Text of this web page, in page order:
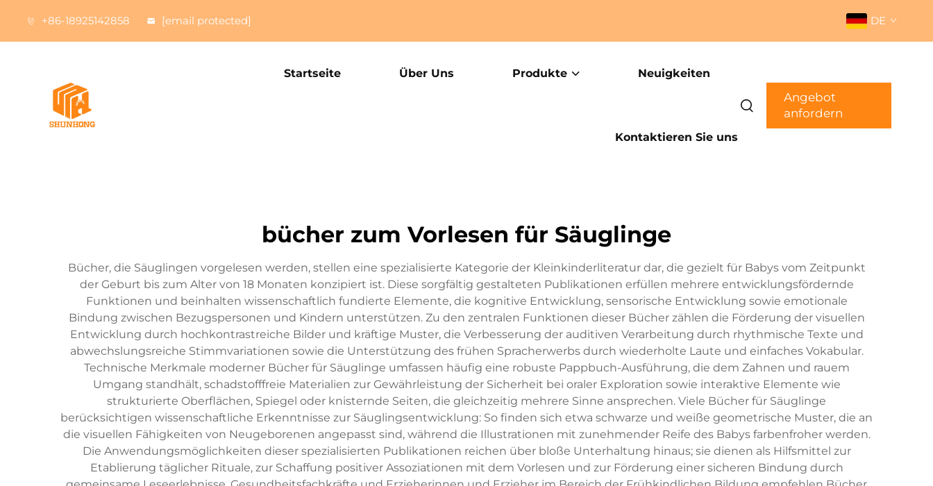
+86-18925142858 [email protected] DE
Startseite Über Uns Produkte Neuigkeiten
Kontaktieren Sie uns
Angebot
anfordern
bücher zum Vorlesen für Säuglinge
Bücher, die Säuglingen vorgelesen werden, stellen eine spezialisierte Kategorie der Kleinkinderliteratur dar, die gezielt für Babys vom Zeitpunkt
der Geburt bis zum Alter von 18 Monaten konzipiert ist. Diese sorgfältig gestalteten Publikationen erfüllen mehrere entwicklungsfördernde
Funktionen und beinhalten wissenschaftlich fundierte Elemente, die kognitive Entwicklung, sensorische Entwicklung sowie emotionale
Bindung zwischen Bezugspersonen und Kindern unterstützen. Zu den zentralen Funktionen dieser Bücher zählen die Förderung der visuellen
Entwicklung durch hochkontrastreiche Bilder und kräftige Muster, die Verbesserung der auditiven Verarbeitung durch rhythmische Texte und
abwechslungsreiche Stimmvariationen sowie die Unterstützung des frühen Spracherwerbs durch wiederholte Laute und einfaches Vokabular.
Technische Merkmale moderner Bücher für Säuglinge umfassen häufig eine robuste Pappbuch-Ausführung, die dem Zahnen und rauem
Umgang standhält, schadstofffreie Materialien zur Gewährleistung der Sicherheit bei oraler Exploration sowie interaktive Elemente wie
strukturierte Oberflächen, Spiegel oder knisternde Seiten, die gleichzeitig mehrere Sinne ansprechen. Viele Bücher für Säuglinge
berücksichtigen wissenschaftliche Erkenntnisse zur Säuglingsentwicklung: So finden sich etwa schwarze und weiße geometrische Muster, die an
die visuellen Fähigkeiten von Neugeborenen angepasst sind, während die Illustrationen mit zunehmender Reife des Babys farbenfroher werden.
Die Anwendungsmöglichkeiten dieser spezialisierten Publikationen reichen über bloße Unterhaltung hinaus; sie dienen als Hilfsmittel zur
Etablierung täglicher Rituale, zur Schaffung positiver Assoziationen mit dem Vorlesen und zur Förderung einer sicheren Bindung durch